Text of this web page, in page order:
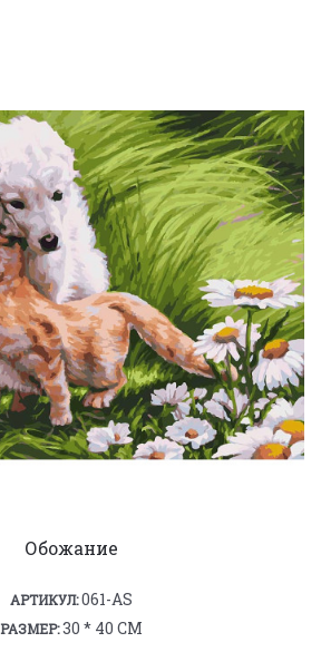
Обожание
АРТИКУЛ:061-AS
РАЗМЕР:30 * 40 СМ